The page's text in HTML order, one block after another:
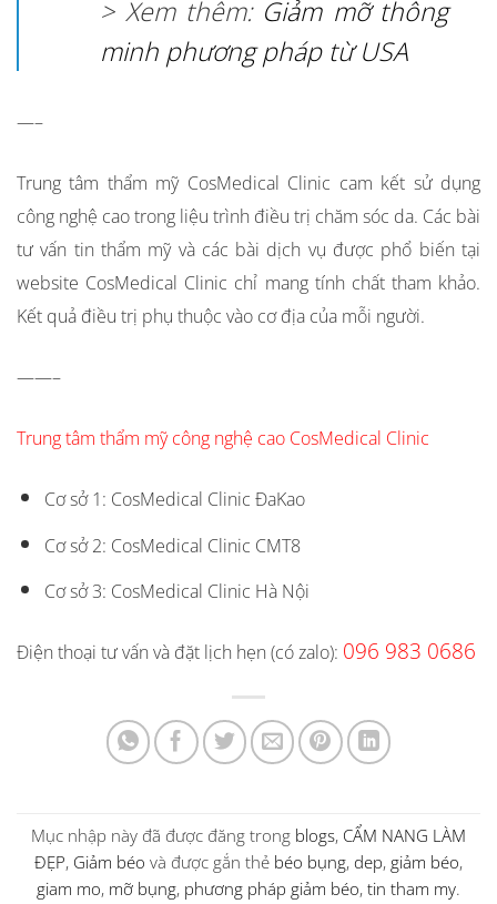
> Xem thêm: Giảm mỡ thông
minh phương pháp từ USA
—–
Trung tâm thẩm mỹ CosMedical Clinic cam kết sử dụng
công nghệ cao trong liệu trình điều trị chăm sóc da. Các bài
tư vấn tin thẩm mỹ và các bài dịch vụ được phổ biến tại
website CosMedical Clinic chỉ mang tính chất tham khảo.
Kết quả điều trị phụ thuộc vào cơ địa của mỗi người.
——–
Trung tâm thẩm mỹ công nghệ cao CosMedical Clinic
Cơ sở 1: CosMedical Clinic ĐaKao
Cơ sở 2: CosMedical Clinic CMT8
Cơ sở 3: CosMedical Clinic Hà Nội
Điện thoại tư vấn và đặt lịch hẹn (có zalo): 096 983 0686
Mục nhập này đã được đăng trong blogs, CẨM NANG LÀM
ĐẸP, Giảm béo và được gắn thẻ béo bụng, dep, giảm béo,
giam mo, mỡ bụng, phương pháp giảm béo,tin tham my.